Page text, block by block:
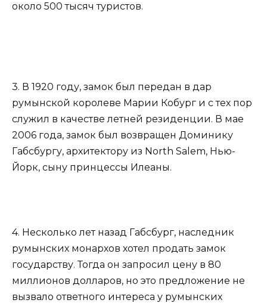
около 500 тысяч туристов.
3. В 1920 году, замок был передан в дар
румынской королеве Марии Кобург и с тех пор
служил в качестве летней резиденции. В мае
2006 года, замок был возвращен Доминику
Габсбургу, архитектору из North Salem, Нью-
Йорк, сыну принцессы Илеаны.
4. Несколько лет назад Габсбург, наследник
румынских монархов хотел продать замок
государству. Тогда он запросил цену в 80
миллионов долларов, но это предложение не
вызвало ответного интереса у румынских